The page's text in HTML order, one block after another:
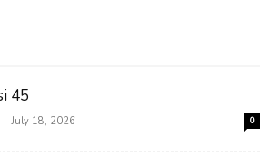
45
- July 18, 2026 0